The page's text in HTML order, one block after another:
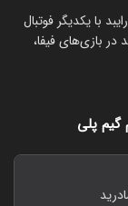
با یکدیگر فوتبال
در بازی‌های فیفا،